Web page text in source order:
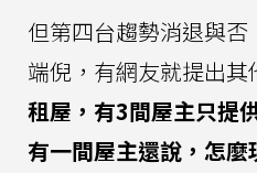
但第四台趨勢消退與
端倪，有網友就提出其
租屋，有3間屋主只提
有一間屋主還說，怎